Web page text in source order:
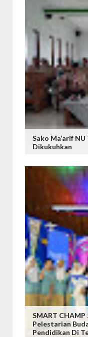
Sako Ma’arif
Dikukuhkan
SMART CHAMP
Pelestarian
Pendidikan Di